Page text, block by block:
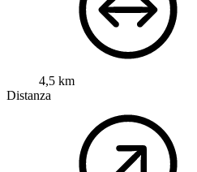
4,5 km
Distanza